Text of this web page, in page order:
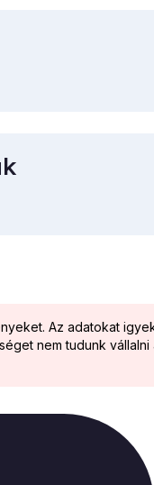
Az adatokat
nem tudunk vállalni